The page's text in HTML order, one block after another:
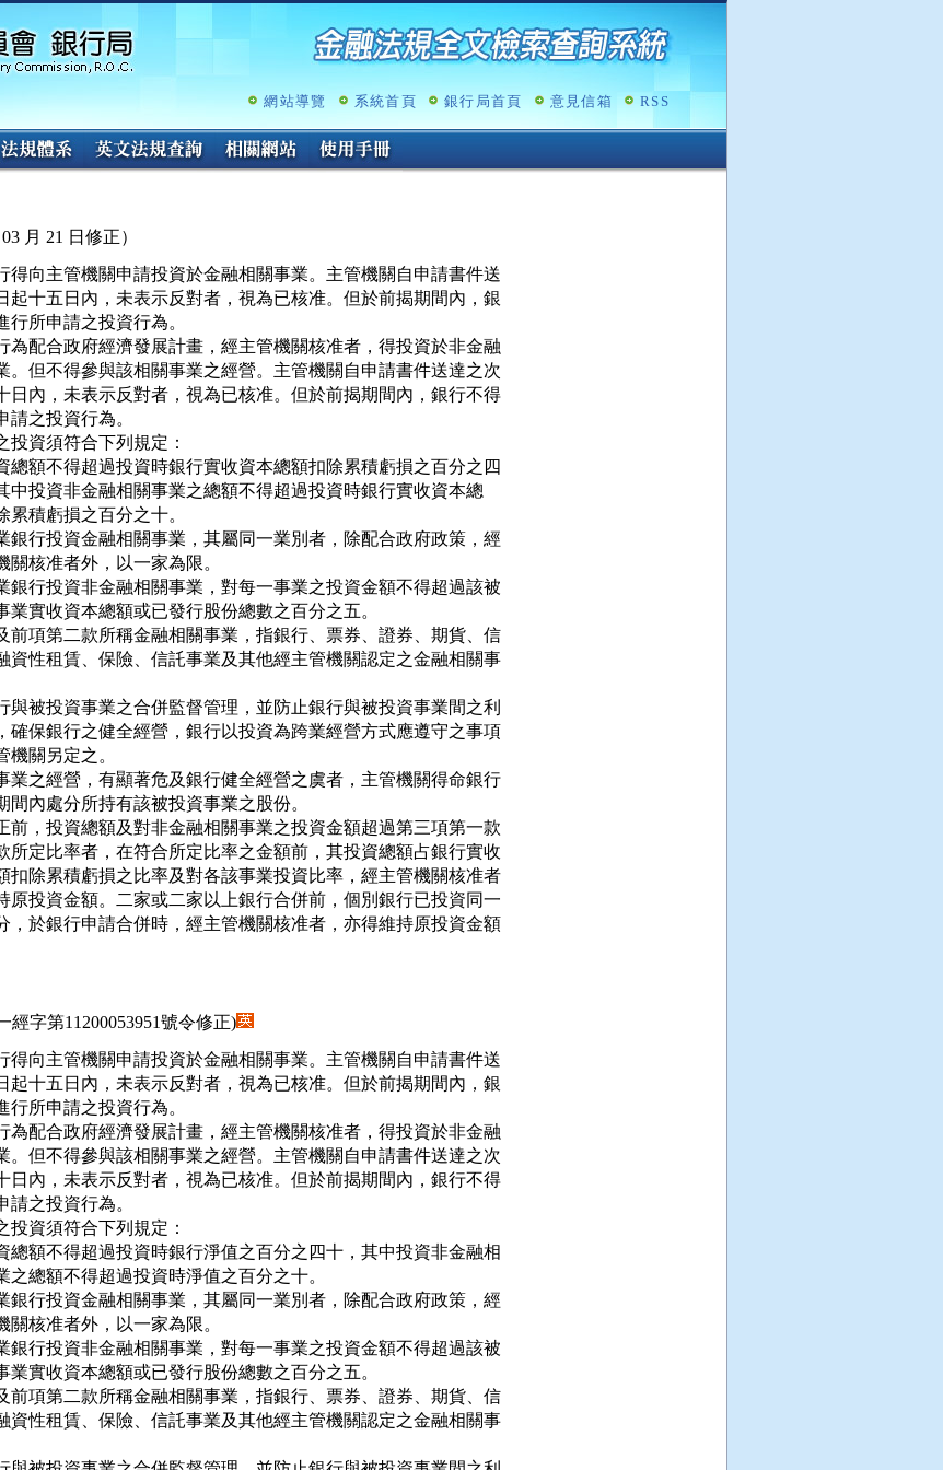
跳
容
網站導覽 系統首頁 銀行局首頁 意見信箱 RSS
月 21 日修正）
得向主管機關申請投資於金融相關事業。主管機關自申請書件送
起十五日內，未表示反對者，視為已核准。但於前揭期間內，銀
行所申請之投資行為。
為配合政府經濟發展計畫，經主管機關核准者，得投資於非金融
。但不得參與該相關事業之經營。主管機關自申請書件送達之次
日內，未表示反對者，視為已核准。但於前揭期間內，銀行不得
請之投資行為。
投資須符合下列規定：
總額不得超過投資時銀行實收資本總額扣除累積虧損之百分之四
其中投資非金融相關事業之總額不得超過投資時銀行實收資本總
累積虧損之百分之十。
銀行投資金融相關事業，其屬同一業別者，除配合政府政策，經
機關核准者外，以一家為限。
銀行投資非金融相關事業，對每一事業之投資金額不得超過該被
事業實收資本總額或已發行股份總數之百分之五。
前項第二款所稱金融相關事業，指銀行、票券、證券、期貨、信
資性租賃、保險、信託事業及其他經主管機關認定之金融相關事
與被投資事業之合併監督管理，並防止銀行與被投資事業間之利
確保銀行之健全經營，銀行以投資為跨業經營方式應遵守之事項
機關另定之。
業之經營，有顯著危及銀行健全經營之虞者，主管機關得命銀行
間內處分所持有該被投資事業之股份。
前，投資總額及對非金融相關事業之投資金額超過第三項第一款
所定比率者，在符合所定比率之金額前，其投資總額占銀行實收
扣除累積虧損之比率及對各該事業投資比率，經主管機關核准者
原投資金額。二家或二家以上銀行合併前，個別銀行已投資同一
，於銀行申請合併時，經主管機關核准者，亦得維持原投資金額
經字第11200053951號令修正)
得向主管機關申請投資於金融相關事業。主管機關自申請書件送
起十五日內，未表示反對者，視為已核准。但於前揭期間內，銀
行所申請之投資行為。
為配合政府經濟發展計畫，經主管機關核准者，得投資於非金融
。但不得參與該相關事業之經營。主管機關自申請書件送達之次
日內，未表示反對者，視為已核准。但於前揭期間內，銀行不得
請之投資行為。
投資須符合下列規定：
總額不得超過投資時銀行淨值之百分之四十，其中投資非金融相
業之總額不得超過投資時淨值之百分之十。
銀行投資金融相關事業，其屬同一業別者，除配合政府政策，經
機關核准者外，以一家為限。
銀行投資非金融相關事業，對每一事業之投資金額不得超過該被
事業實收資本總額或已發行股份總數之百分之五。
前項第二款所稱金融相關事業，指銀行、票券、證券、期貨、信
資性租賃、保險、信託事業及其他經主管機關認定之金融相關事